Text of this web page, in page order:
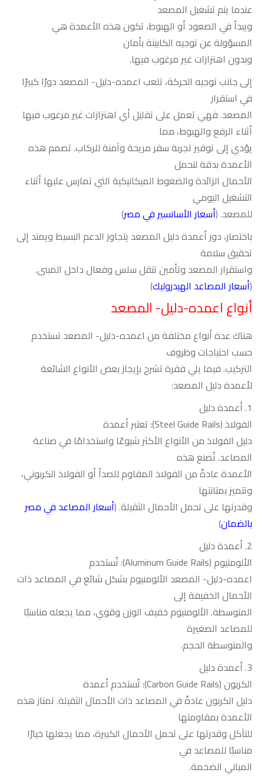
عندما يتم تشغيل المصعد
ويبدأ في الصعود أو الهبوط، تكون هذه الأعمدة هي
المسؤولة عن توجيه الكابينة بأمان
وبدون اهتزازات غير مرغوب فيها.
إلى جانب توجيه الحركة، تلعب اعمده-دليل- المصعد دورًا كبيرًا
في استقرار
المصعد. فهي تعمل على تقليل أي اهتزازات غير مرغوب فيها
أثناء الرفع والهبوط، مما
يؤدي إلى توفير تجربة سفر مريحة وآمنة للركاب. تصمم هذه
الأعمدة بدقة لتحمل
الأحمال الزائدة والضغوط الميكانيكية التي تمارس عليها أثناء
التشغيل اليومي
للمصعد. (أسعار الأسانسير في مصر)
باختصار، دور أعمدة دليل المصعد يتجاوز الدعم البسيط ويمتد إلى
تحقيق سلامة
واستقرار المصعد وتأمين تنقل سلس وفعال داخل المبنى.
(أسعار المصاعد الهيدروليك)
أنواع اعمده-دليل- المصعد
هناك عدة أنواع مختلفة من اعمده-دليل- المصعد تستخدم
حسب احتياجات وظروف
التركيب. فيما يلي فقرة تشرح بإيجاز بعض الأنواع الشائعة
لأعمدة دليل المصعد:
1. أعمدة دليل
الفولاذ(Steel Guide Rails):
تعتبر أعمدة
دليل الفولاذ من الأنواع الأكثر شيوعًا واستخدامًا في صناعة
المصاعد. تُصنع هذه
الأعمدة عادةً من الفولاذ المقاوم للصدأ أو الفولاذ الكربوني،
وتتميز بمتانتها
وقدرتها على تحمل الأحمال الثقيلة. (أسعار المصاعد في مصر
بالضمان)
2. أعمدة دليل
الألومنيوم(Aluminum Guide Rails):
تُستخدم
اعمده-دليل- المصعد الألومنيوم بشكل شائع في المصاعد ذات
الأحمال الخفيفة إلى
المتوسطة. الألومنيوم خفيف الوزن وقوي، مما يجعله مناسبًا
للمصاعد الصغيرة
والمتوسطة الحجم.
3. أعمدة دليل
الكربون(Carbon Guide Rails):
تُستخدم أعمدة
دليل الكربون عادةً في المصاعد ذات الأحمال الثقيلة. تمتاز هذه
الأعمدة بمقاومتها
للتآكل وقدرتها على تحمل الأحمال الكبيرة، مما يجعلها خيارًا
مناسبًا للمصاعد في
المباني الضخمة.